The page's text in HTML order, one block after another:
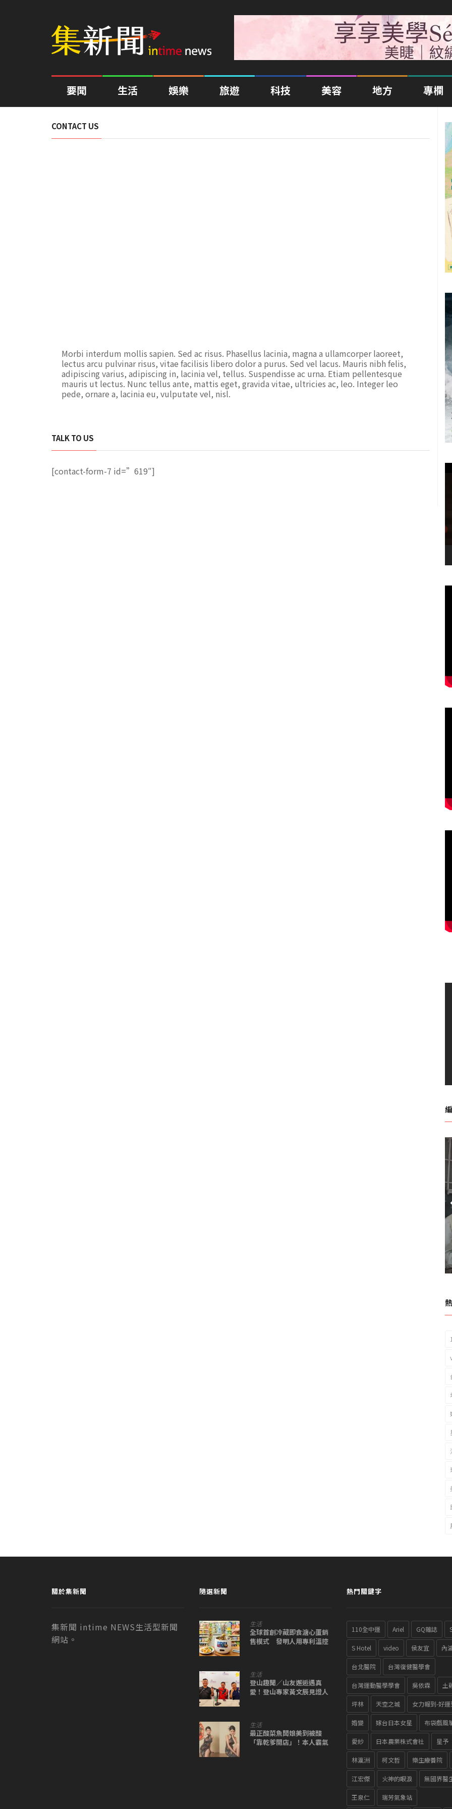
要聞 生活 娛樂 旅遊 科技 美容 地方 專欄
CONTACT US
Morbi interdum mollis sapien. Sed ac risus. Phasellus lacinia, magna a ullamcorper laoreet,
lectus arcu pulvinar risus, vitae facilisis libero dolor a purus. Sed vel lacus. Mauris nibh felis,
adipiscing varius, adipiscing in, lacinia vel, tellus. Suspendisse ac urna. Etiam pellentesque
mauris ut lectus. Nunc tellus ante, mattis eget, gravida vitae, ultricies ac, leo. Integer leo
pede, ornare a, lacinia eu, vulputate vel, nisl.
TALK TO US
[contact-form-7 id=”619″]
關於集新聞
集新聞 intime NEWS生活型新聞
網站。
隨選新聞
生活
全球首創冷藏即食溏心蛋銷
售模式 發明人用專利溫控
生活
登山趣聞／山友邂逅遇真
愛！登山專家黃文辰見證人
生活
最正酸菜魚闆娘美到被酸
「靠乾爹開店」！本人霸氣
熱門關鍵字
110全中運 Ariel GQ雜誌
S Hotel video 侯友宜 內
台北醫院 台灣復健醫學會
台灣運動醫學學會 吳依霖 土
坪林 天空之城 女力報到-好運
婚變 嫁台日本女星 布袋戲風
愛紗 日本農業株式會社 星予
林瀛洲 柯文哲 樂生療養院
江宏傑 火神的眼淚 無國界醫
王泉仁 瑞芳氣象站